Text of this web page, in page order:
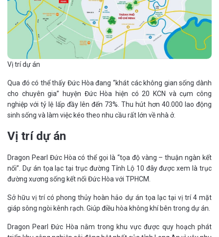
Vị trí dự án
Qua đó có thể thấy Đức Hòa đang “khát các không gian sống dành
cho chuyên gia” huyện Đức Hòa hiện có 20 KCN và cụm công
nghiệp với tỷ lệ lấp đầy lên đến 73%. Thu hút hơn 40.000 lao động
sinh sống và làm việc kéo theo nhu cầu rất lớn về nhà ở.
Vị trí dự án
Dragon Pearl Đức Hòa có thể gọi là “tọa độ vàng – thuận ngàn kết
nối”. Dự án tọa lạc tại trục đường Tỉnh Lộ 10 đây được xem là trục
đường xương sống kết nối Đức Hòa với TPHCM.
Sở hữu vị trí có phong thủy hoàn hảo dự án tọa lạc tại vị trí 4 mặt
giáp sông ngòi kênh rạch. Giúp điều hòa không khí bên trong dự án.
Dragon Pearl Đức Hòa nằm trong khu vực được quy hoạch phát